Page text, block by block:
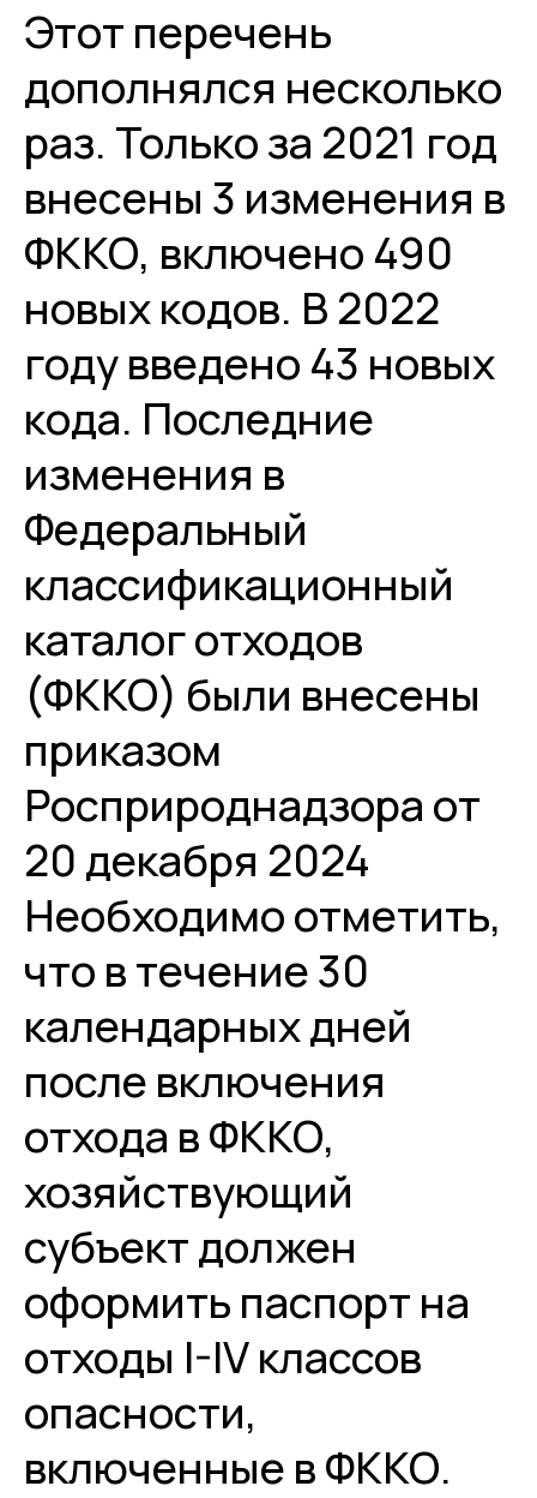
Этот перечень
дополнялся несколько
раз. Только за 2021 год
внесены 3 изменения в
ФККО, включено 490
новых кодов. В 2022
году введено 43 новых
кода. Последние
изменения в
Федеральный
классификационный
каталог отходов
(ФККО) были внесены
приказом
Росприроднадзора от
20 декабря 2024
Необходимо отметить,
что в течение 30
календарных дней
после включения
отхода в ФККО,
хозяйствующий
субъект должен
оформить паспорт на
отходы I-IV классов
опасности,
включенные в ФККО.